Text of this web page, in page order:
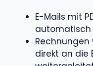
E-Mails mit
automatisch
direkt an die